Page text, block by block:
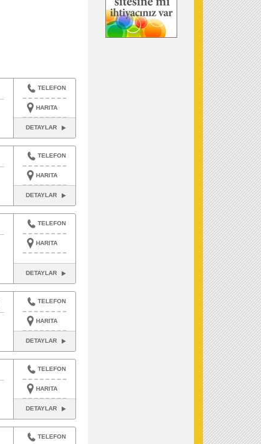
TELEFON
HARITA
DETAYLAR
TELEFON
HARITA
DETAYLAR
TELEFON
HARITA
DETAYLAR
TELEFON
HARITA
DETAYLAR
TELEFON
HARITA
DETAYLAR
TELEFON